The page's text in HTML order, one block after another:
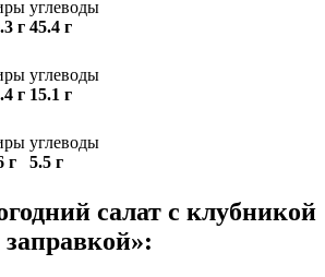
г
углеводы
45.4 г
г
углеводы
15.1 г
г
углеводы
5.5 г
салат с клубникой